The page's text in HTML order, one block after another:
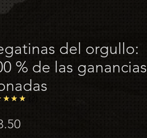
del orgullo:
% de las ganancias